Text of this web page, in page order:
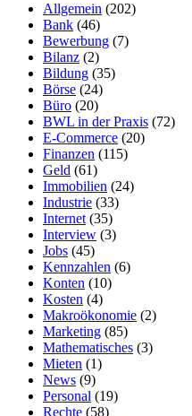
Allgemein (202)
Bank (46)
Bewerbung (7)
Bilanz (2)
Bildung (35)
Börse (24)
Büro (20)
BWL in der Praxis (72)
E-Commerce (20)
Finanzen (115)
Geld (61)
Immobilien (24)
Industrie (33)
Internet (35)
Interview (3)
Jobs (45)
Kennzahlen (6)
Konten (10)
Kosten (4)
Makroökonomie (2)
Marketing (85)
Mathematisches (3)
Mieten (1)
News (9)
Personal (19)
Rechte (58)